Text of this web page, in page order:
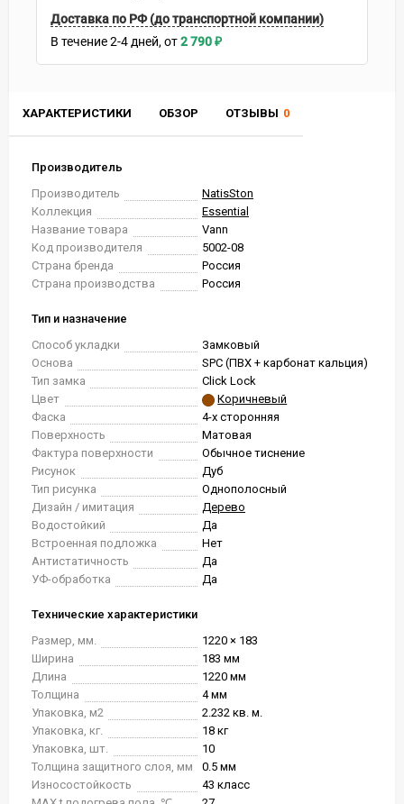
ХАРАКТЕРИСТИКИ ОБЗОР ОТЗЫВЫ 0
Производитель
Производитель
NatisSton
Коллекция
Essential
Название товара
Vann
Код производителя
5002-08
Страна бренда
Россия
Страна производства
Россия
Тип и назначение
Способ укладки
Замковый
Основа
SPC (ПВХ + карбонат кальция)
Тип замка
Click Lock
Цвет
Коричневый
Фаска
4-х сторонняя
Поверхность
Матовая
Фактура поверхности
Обычное тиснение
Рисунок
Дуб
Тип рисунка
Однополосный
Дизайн / имитация
Дерево
Водостойкий
Да
Встроенная подложка
Нет
Антистатичность
Да
УФ-обработка
Да
Технические характеристики
Размер, мм.
1220 × 183
Ширина
183 мм
Длина
1220 мм
Толщина
4 мм
Упаковка, м2
2.232 кв. м.
Упаковка, кг.
18 кг
Упаковка, шт.
10
Толщина защитного слоя, мм
0.5 мм
Износостойкость
43 класс
Доставка по РФ (до транспортной компании)
В течение2-4 дней 2 790₽